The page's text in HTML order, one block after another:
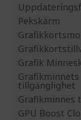
Pekskärm
Grafik
Grafikminnets
tillgänglighet
Grafikminnes
GPU Boost